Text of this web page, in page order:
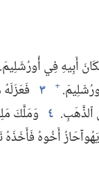
أَبِيهِ فِي أُورُشَلِيمَ.‏
+ ٣
ٱلذَّهَبِ.‏ ٤ وَمَلَّكَ
أَخُوهُ